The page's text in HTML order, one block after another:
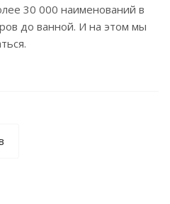
30 000 наименований в
до ванной. И на этом мы